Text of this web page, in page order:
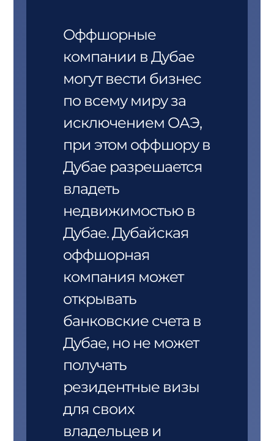
Оффшорные
компании в Дубае
могут вести бизнес
по всему миру за
исключением ОАЭ,
при этом оффшору в
Дубае разрешается
владеть
недвижимостью в
Дубае. Дубайская
оффшорная
компания может
открывать
банковские счета в
Дубае, но не может
получать
резидентные визы
для своих
владельцев и